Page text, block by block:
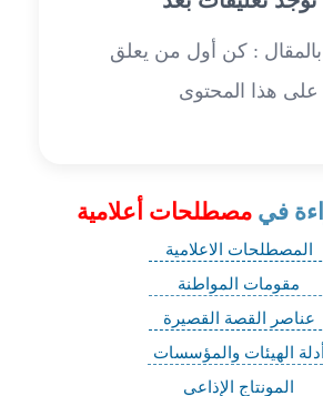
بالمقال : كن أول من يعلق
على هذا المحتوى
في مصطلحات أعلامية
المصطلحات الاعلامية
مقومات المواطنة
عناصر القصة القصيرة
أدلة الهيئات والمؤسسات
المونتاج الإذاعي